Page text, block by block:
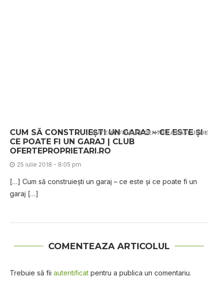
CUM SĂ CONSTRUIEȘTI UN GARAJ – CE ESTE ȘI
CE POATE FI UN GARAJ | CLUB
OFERTEPROPRIETARI.RO
25 iulie 2018 - 8:05 pm
[…] Cum să construiești un garaj – ce este și ce poate fi un
garaj […]
AUTENTIFICĂ-TE PENTRU A RĂSPUNDE
COMENTEAZA ARTICOLUL
Trebuie să fii autentificat pentru a publica un comentariu.